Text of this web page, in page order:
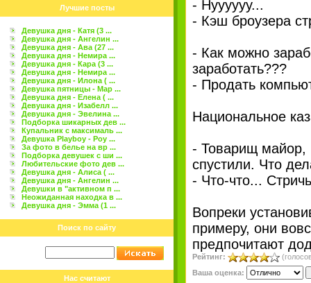
Лучшие посты
Девушка дня - Катя (3 ...
Девушка дня - Ангелин ...
Девушка дня - Ава (27 ...
Девушка дня - Немира ...
Девушка дня - Кара (3 ...
Девушка дня - Немира ...
Девушка дня - Илона ( ...
Девушка пятницы - Мар ...
Девушка дня - Елена ( ...
Девушка дня - Изабелл ...
Девушка дня - Эвелина ...
Подборка шикарных дев ...
Купальник с максималь ...
Девушка Playboy - Роу ...
За фото в белье на вр ...
Подборка девушек с ши ...
Любительские фото дев ...
Девушка дня - Алиса ( ...
Девушка дня - Ангелин ...
Девушки в "активном п ...
Неожиданная находка в ...
Девушка дня - Эмма (1 ...
Поиск по сайту
Нас считают
- Нуууууу...
- Кэш броузера
- Как можно
заработать???
- Продать
Национальное
- Товарищ майор,
спустили. Что
- Что-что...
Вопреки
примеру, они
предпочитают
Рейтинг:
Ваша оценка: